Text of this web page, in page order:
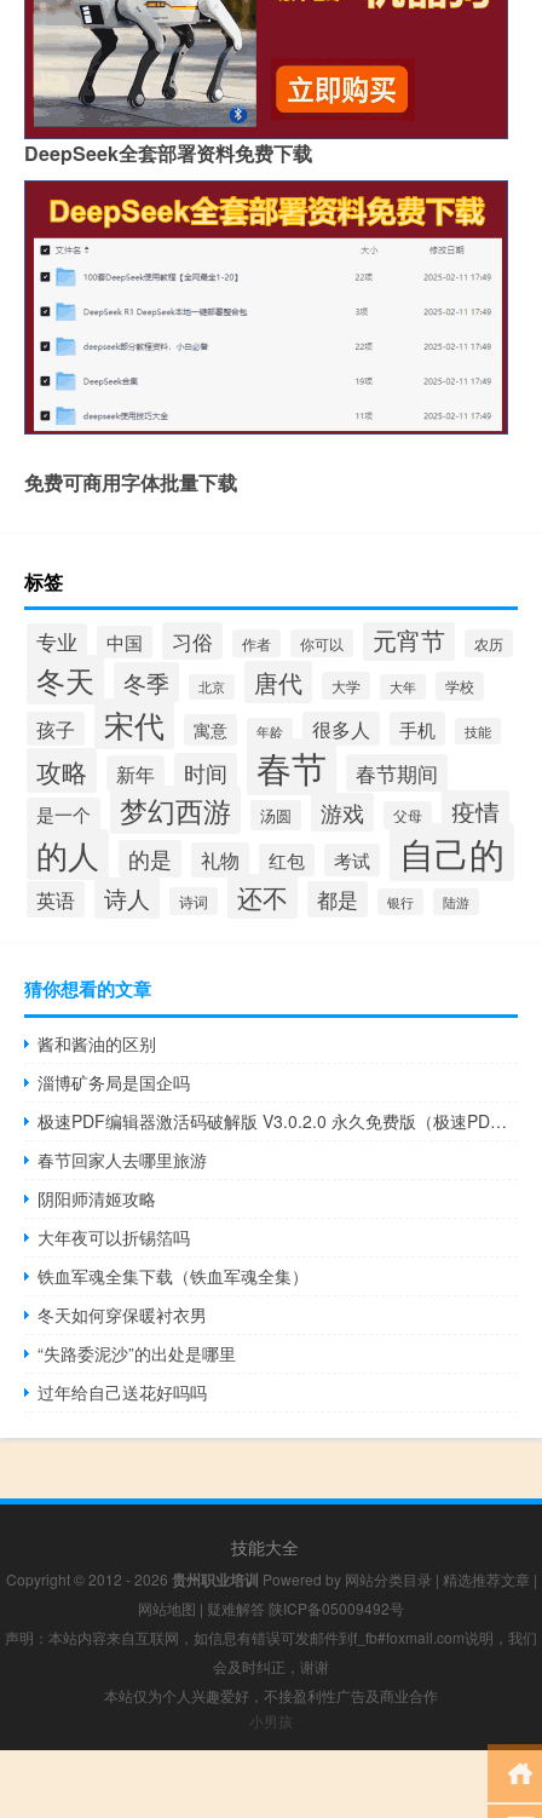
DeepSeek全套部署资料免费下载
免费可商用字体批量下载
标签
专业 中国 习俗 作者 你可以 元宵节 农历
冬天 冬季 北京 唐代 大学 大年 学校
孩子 宋代 寓意 年龄 很多人 手机 技能
攻略 新年 时间 春节 春节期间
是一个 梦幻西游 汤圆 游戏 父母 疫情
的人 的是 礼物 红包 考试 自己的
英语 诗人 诗词 还不 都是 银行 陆游
猜你想看的文章
酱和酱油的区别
淄博矿务局是国企吗
极速PDF编辑器激活码破解版 V3.0.2.0 永久免费版（极速PDF编辑器激活码破解版 V3.0.2.0 永久免费版功能简介）
春节回家人去哪里旅游
阴阳师清姬攻略
大年夜可以折锡箔吗
铁血军魂全集下载（铁血军魂全集）
冬天如何穿保暖衬衣男
“失路委泥沙”的出处是哪里
过年给自己送花好吗吗
技能大全
Copyright © 2012 - 2026 贵州职业培训 Powered by 网站分类目录 | 精选推荐文章 |
网站地图 | 疑难解答 陕ICP备05009492号
声明：本站内容来自互联网，如信息有错误可发邮件到f_fb#foxmail.com说明，我们
会及时纠正，谢谢
本站仅为个人兴趣爱好，不接盈利性广告及商业合作
小男孩